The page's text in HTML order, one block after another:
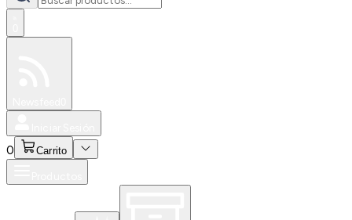
0 Carrito